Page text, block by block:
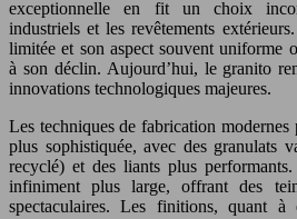
exceptionnelle en fit un choix
industriels et les revêtements
limitée et son aspect souvent uniforme
à son déclin. Aujourd’hui, le granito
innovations technologiques majeures.
Les techniques de fabrication modernes
plus sophistiquée, avec des granulats
recyclé) et des liants plus
infiniment plus large, offrant des
spectaculaires. Les finitions, quant à